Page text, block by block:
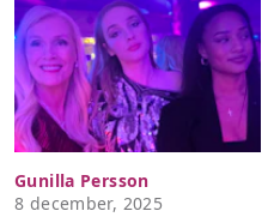
Gunilla Persson
8 december, 2025